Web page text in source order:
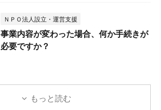
ＮＰＯ法人設立・運営支援
事業内容が変わった場合、何か手続きが
必要ですか？
もっと読む